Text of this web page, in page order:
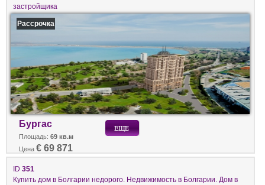
застройщика
Рассрочка
Бургас
Площадь: 69 кв.м
Цена € 69 871
ID 351
Купить дом в Болгарии недорого. Недвижимость в Болгарии. Дом в